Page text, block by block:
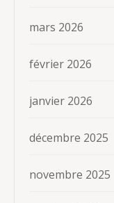
mars 2026
février 2026
janvier 2026
décembre 2025
novembre 2025